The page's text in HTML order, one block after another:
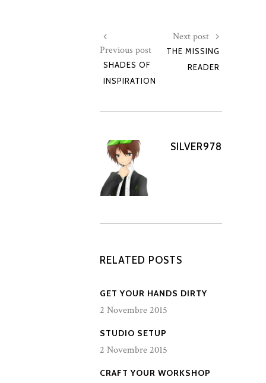
Previous post
SHADES OF
INSPIRATION
Next post
THE MISSING
READER
SILVER978
RELATED POSTS
GET YOUR HANDS DIRTY
2 Novembre 2015
STUDIO SETUP
2 Novembre 2015
CRAFT YOUR WORKSHOP